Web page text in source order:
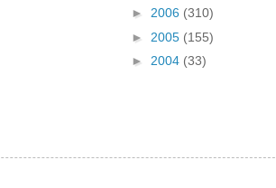
► 2006 (310)
► 2005 (155)
► 2004 (33)